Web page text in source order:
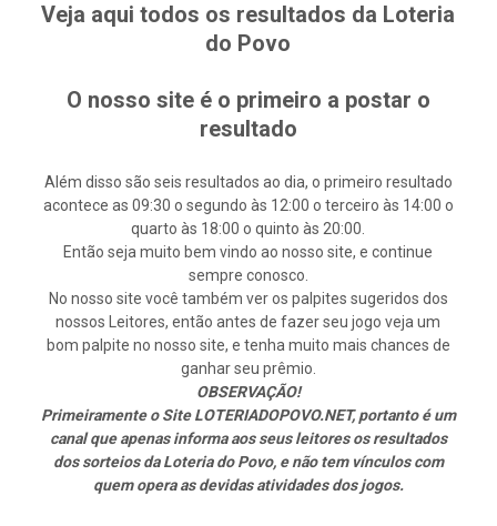
Veja aqui todos os resultados da Loteria
do Povo
O nosso site é o primeiro a postar o
resultado
Além disso são seis resultados ao dia, o primeiro resultado
acontece as 09:30 o segundo às 12:00 o terceiro às 14:00 o
quarto às 18:00 o quinto às 20:00.
Então seja muito bem vindo ao nosso site, e continue
sempre conosco.
No nosso site você também ver os palpites sugeridos dos
nossos Leitores, então antes de fazer seu jogo veja um
bom palpite no nosso site, e tenha muito mais chances de
ganhar seu prêmio.
OBSERVAÇÃO!
Primeiramente o Site LOTERIADOPOVO.NET, portanto é um
canal que apenas informa aos seus leitores os resultados
dos sorteios da Loteria do Povo, e não tem vínculos com
quem opera as devidas atividades dos jogos.